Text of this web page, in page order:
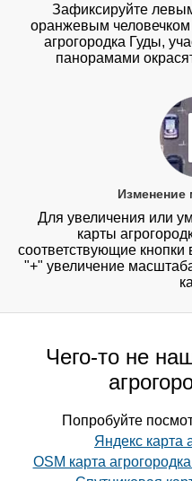
Зафиксируйте
оранжевым человечком
агрогородка Гуды,
панорамами
Изменение
Для увеличения или
карты
соответствующие
"+" увеличение
Чего-то не
Попробуйте
Яндекс карта
OSM карта